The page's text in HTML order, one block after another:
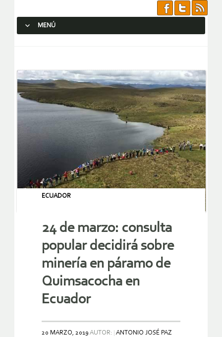
MENÚ
ECUADOR
24 de marzo: consulta
popular decidirá sobre
minería en páramo de
Quimsacocha en
Ecuador
20 MARZO, 2019 AUTOR:
ANTONIO JOSÉ PAZ